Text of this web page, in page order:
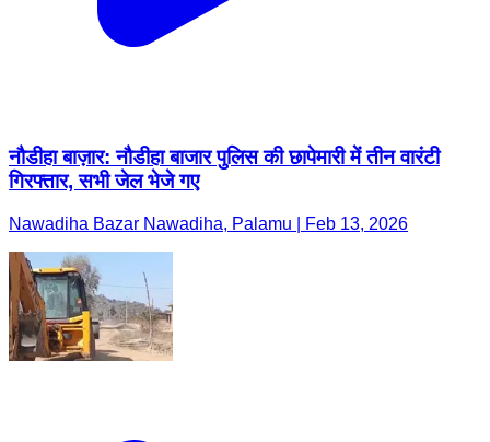
नौडीहा बाज़ार: नौडीहा बाजार पुलिस की छापेमारी में तीन वारंटी
गिरफ्तार, सभी जेल भेजे गए
Nawadiha Bazar Nawadiha, Palamu | Feb 13, 2026